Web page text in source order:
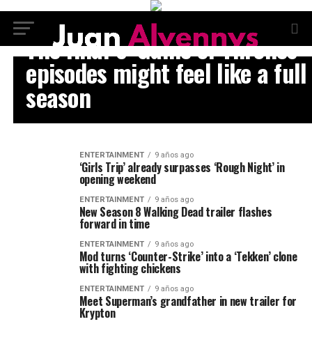
The final 6 ‘Game of Thrones’
episodes might feel like a full
season
ENTERTAINMENT 9 años ago
‘Girls Trip’ already surpasses ‘Rough Night’ in
opening weekend
ENTERTAINMENT 9 años ago
New Season 8 Walking Dead trailer flashes
forward in time
ENTERTAINMENT 9 años ago
Mod turns ‘Counter-Strike’ into a ‘Tekken’ clone
with fighting chickens
ENTERTAINMENT 9 años ago
Meet Superman’s grandfather in new trailer for
Krypton